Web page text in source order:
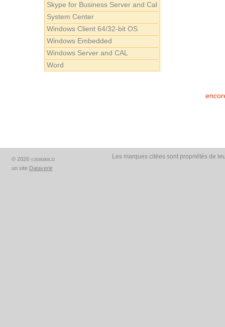
Skype for Business Server and Cal
System Center
Windows Client 64/32-bit OS
Windows Embedded
Windows Server and CAL
Word
© 2026 V.20260808.22
un site Datavenir
Les marques citées sont propriétés de